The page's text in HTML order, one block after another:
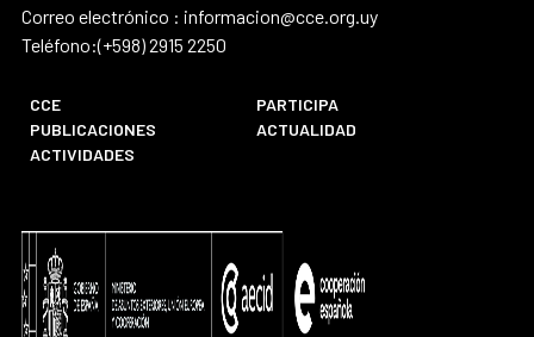
Correo electrónico : informacion@cce.org.uy
Teléfono:(+598) 2915 2250
CCE
PARTICIPA
PUBLICACIONES
ACTUALIDAD
ACTIVIDADES